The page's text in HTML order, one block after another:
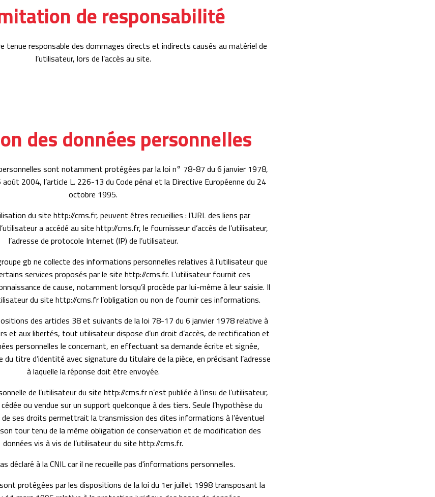
de responsabilité
tenue responsable des dommages directs et indirects causés au matériel de
l’utilisateur, lors de l’accès au site.
des données personnelles
sont notamment protégées par la loi n° 78-87 du 6 janvier 1978,
2004, l’article L. 226-13 du Code pénal et la Directive Européenne du 24
octobre 1995.
du site http://cms.fr, peuvent êtres recueillies : l’URL des liens par
a accédé au site http://cms.fr, le fournisseur d’accès de l’utilisateur,
l’adresse de protocole Internet (IP) de l’utilisateur.
gb ne collecte des informations personnelles relatives à l’utilisateur que
services proposés par le site http://cms.fr. L’utilisateur fournit ces
de cause, notamment lorsqu’il procède par lui-même à leur saisie. Il
du site http://cms.fr l’obligation ou non de fournir ces informations.
des articles 38 et suivants de la loi 78-17 du 6 janvier 1978 relative à
et aux libertés, tout utilisateur dispose d’un droit d’accès, de rectification et
personnelles le concernant, en effectuant sa demande écrite et signée,
du titre d’identité avec signature du titulaire de la pièce, en précisant l’adresse
à laquelle la réponse doit être envoyée.
de l’utilisateur du site http://cms.fr n’est publiée à l’insu de l’utilisateur,
ou vendue sur un support quelconque à des tiers. Seule l’hypothèse du
ses droits permettrait la transmission des dites informations à l’éventuel
tour tenu de la même obligation de conservation et de modification des
données vis à vis de l’utilisateur du site http://cms.fr.
déclaré à la CNIL car il ne recueille pas d'informations personnelles.
protégées par les dispositions de la loi du 1er juillet 1998 transposant la